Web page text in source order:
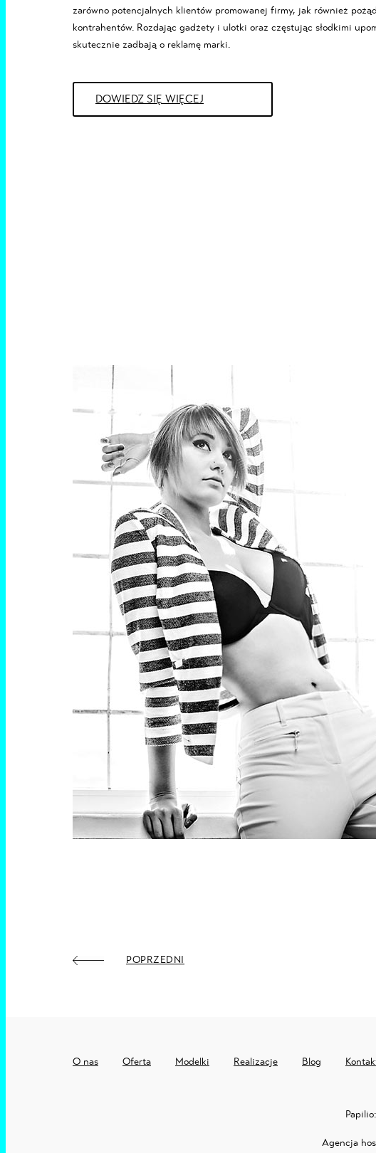
zarówno potencjalnych klientów promowanej firmy, jak również
kontrahentów. Rozdając gadżety i ulotki oraz częstując słodkimi
skutecznie zadbają o reklamę marki.
DOWIEDZ SIĘ WIĘCEJ
POPRZEDNI
O nas Oferta Modelki Realizacje Blog
Papilio:
Agencja